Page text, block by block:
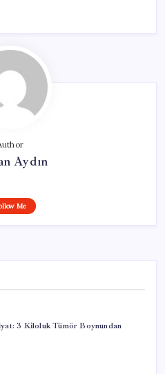
Aydın
Me
3 Kiloluk Tümör Boynundan